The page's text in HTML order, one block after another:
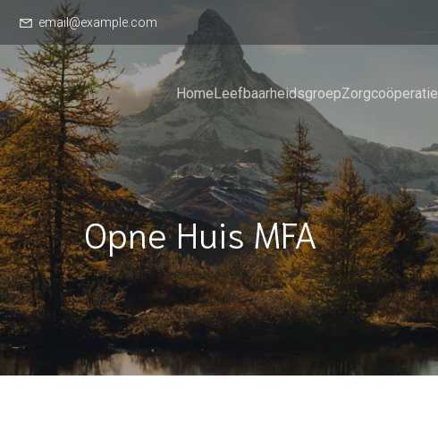
email@example.com
HomeLeefbaarheidsgroepZorgcoöperatie
Opne Huis MFA